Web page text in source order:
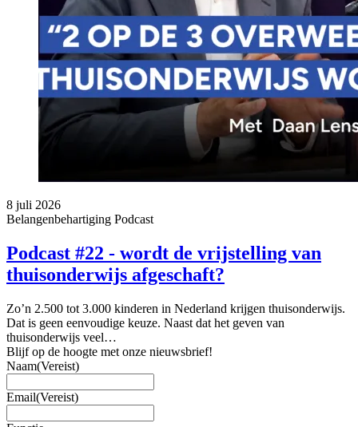
8 juli 2026
Belangenbehartiging Podcast
Podcast #22 - wordt de vrijstelling van
thuisonderwijs afgeschaft?
Zo’n 2.500 tot 3.000 kinderen in Nederland krijgen thuisonderwijs.
Dat is geen eenvoudige keuze. Naast dat het geven van
thuisonderwijs veel…
Blijf op de hoogte met onze nieuwsbrief!
Naam(Vereist)
Email(Vereist)